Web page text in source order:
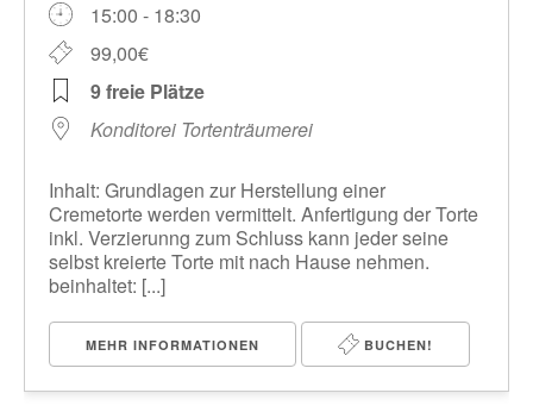
15:00 - 18:30
99,00€
9 freie Plätze
Konditorei Tortenträumerei
Inhalt: Grundlagen zur Herstellung einer
Cremetorte werden vermittelt. Anfertigung der Torte
inkl. Verzierunng zum Schluss kann jeder seine
selbst kreierte Torte mit nach Hause nehmen.
beinhaltet: [...]
MEHR INFORMATIONEN BUCHEN!